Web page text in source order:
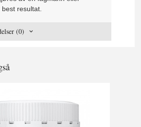
resultat.
(0)